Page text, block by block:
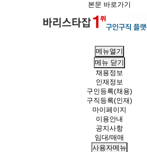
본문 바로가기
메뉴열기
메뉴 닫기
채용정보
인재정보
구인등록(채용)
구직등록(인재)
마이페이지
이용안내
공지사항
임대/매매
사용자메뉴